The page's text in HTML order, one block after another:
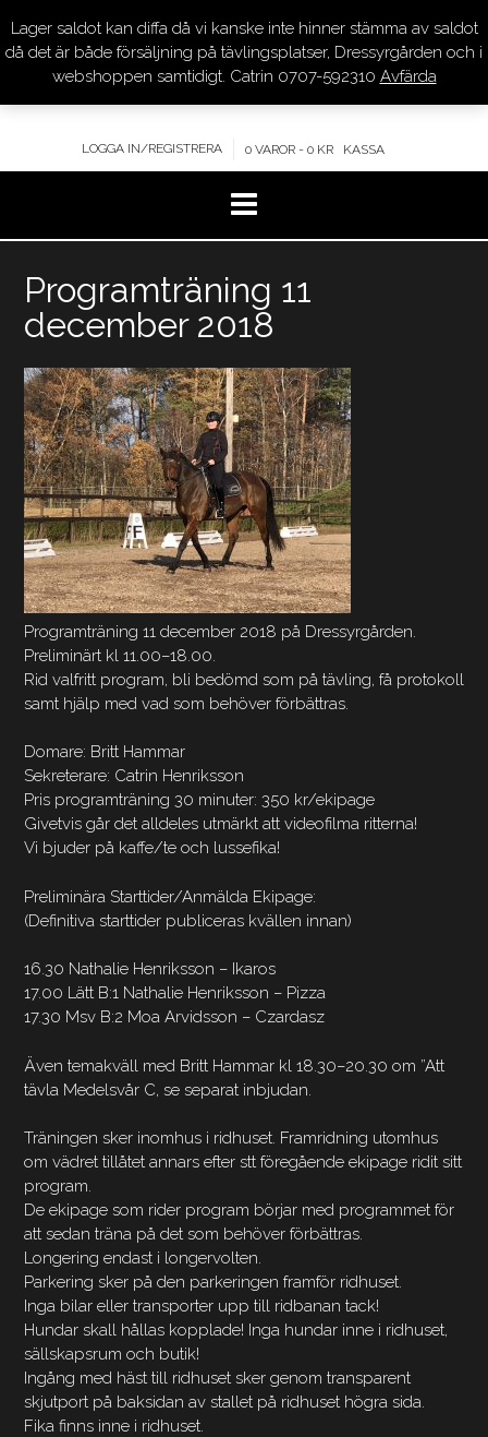
innehåll
DRESSYR.COM
KVALITET – KOMPETENS – SERVICE
LOGGA IN/REGISTRERA 0 VAROR - 0 KR KASSA
Programträning 11
december 2018
Programträning 11 december 2018 på Dressyrgården.
Preliminärt kl 11.00–18.00.
Rid valfritt program, bli bedömd som på tävling, få protokoll
samt hjälp med vad som behöver förbättras.
Domare: Britt Hammar
Sekreterare: Catrin Henriksson
Pris programträning 30 minuter: 350 kr/ekipage
Givetvis går det alldeles utmärkt att videofilma ritterna!
Vi bjuder på kaffe/te och lussefika!
Preliminära Starttider/Anmälda Ekipage:
(Definitiva starttider publiceras kvällen innan)
16.30 Nathalie Henriksson – Ikaros
17.00 Lätt B:1 Nathalie Henriksson – Pizza
17.30 Msv B:2 Moa Arvidsson – Czardasz
Även temakväll med Britt Hammar kl 18.30–20.30 om ”Att
tävla Medelsvår C, se separat inbjudan.
Träningen sker inomhus i ridhuset. Framridning utomhus
om vädret tillåtet annars efter stt föregående ekipage ridit sitt
program.
De ekipage som rider program börjar med programmet för
att sedan träna på det som behöver förbättras.
Longering endast i longervolten.
Parkering sker på den parkeringen framför ridhuset.
Inga bilar eller transporter upp till ridbanan tack!
Hundar skall hållas kopplade! Inga hundar inne i ridhuset,
sällskapsrum och butik!
Ingång med häst till ridhuset sker genom transparent
skjutport på baksidan av stallet på ridhuset högra sida.
Fika finns inne i ridhuset.
Lager saldot kan diffa då vi kanske inte hinner stämma av saldot
då det är både försäljning på tävlingsplatser, Dressyrgården och i
webshoppen samtidigt. Catrin 0707-592310 Avfärda